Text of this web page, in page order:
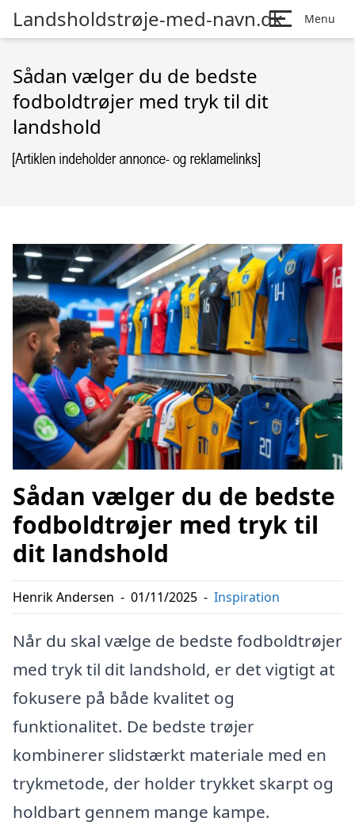
Landsholdstrøje-med-navn.dk Menu
Sådan vælger du de bedste
fodboldtrøjer med tryk til dit
landshold
Sådan vælger du de bedste
fodboldtrøjer med tryk til
dit landshold
Henrik Andersen - 01/11/2025 - Inspiration
Når du skal vælge de bedste fodboldtrøjer
med tryk til dit landshold, er det vigtigt at
fokusere på både kvalitet og
funktionalitet. De bedste trøjer
kombinerer slidstærkt materiale med en
trykmetode, der holder trykket skarpt og
holdbart gennem mange kampe.